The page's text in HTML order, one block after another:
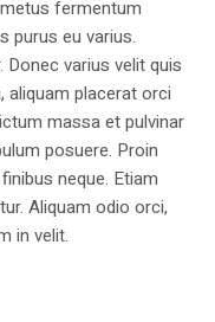
fermentum
purus eu varius.
varius velit quis
aliquam placerat orci
massa et pulvinar
posuere. Proin
neque. Etiam
Aliquam odio orci,
in velit.